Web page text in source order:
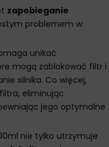
zapobieganie
problemem w
unikać
mogą zablokować filtr i
silnika. Co więcej,
eliminując
jego optymalne
nie tylko utrzymuje